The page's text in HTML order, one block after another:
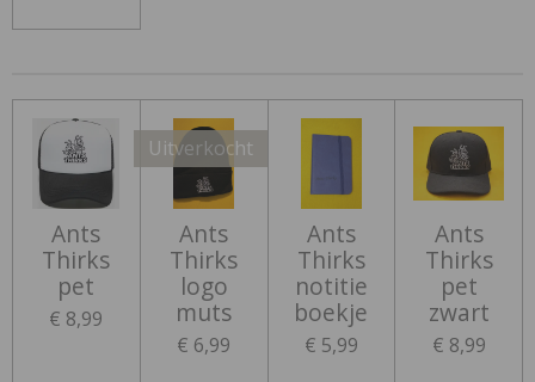
Ants
Thirks
pet
€ 8,99
Uitverkocht
Ants
Thirks
logo
muts
€ 6,99
Ants
Thirks
notitie
boekje
€ 5,99
Ants
Thirks
pet
zwart
€ 8,99